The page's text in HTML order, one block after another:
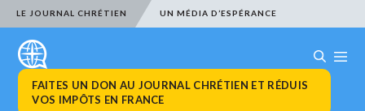
LE JOURNAL CHRÉTIEN UN MÉDIA D’ESPÉRANCE
FAITES UN DON AU JOURNAL CHRÉTIEN ET RÉDUIS
VOS IMPÔTS EN FRANCE